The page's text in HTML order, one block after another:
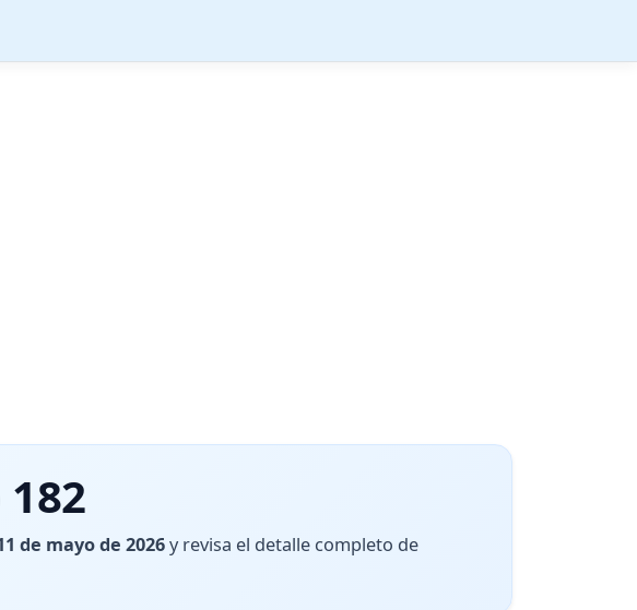
de mayo de 2026y revisa el detalle completo de